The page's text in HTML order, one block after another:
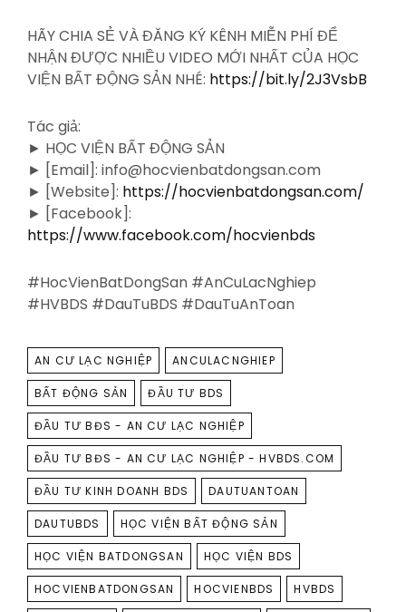
HÃY CHIA SẺ VÀ ĐĂNG KÝ KÊNH MIỄN PHÍ ĐỂ
NHẬN ĐƯỢC NHIỀU VIDEO MỚI NHẤT CỦA HỌC
VIỆN BẤT ĐỘNG SẢN NHÉ: https://bit.ly/2J3VsbB
Tác giả:
► HỌC VIỆN BẤT ĐỘNG SẢN
► [Email]: info@hocvienbatdongsan.com
► [Website]: https://hocvienbatdongsan.com/
► [Facebook]:
https://www.facebook.com/hocvienbds
#HocVienBatDongSan #AnCuLacNghiep
#HVBDS #DauTuBDS #DauTuAnToan
TAGS
AN CƯ LẠC NGHIỆP ANCULACNGHIEP
BẤT ĐỘNG SẢN ĐẦU TƯ BDS
ĐẦU TƯ BĐS - AN CƯ LẠC NGHIỆP
ĐẦU TƯ BĐS - AN CƯ LẠC NGHIỆP - HVBDS.COM
ĐẦU TƯ KINH DOANH BDS DAUTUANTOAN
DAUTUBDS HỌC VIỆN BẤT ĐỘNG SẢN
HỌC VIỆN BATDONGSAN HỌC VIỆN BDS
HOCVIENBATDONGSAN HOCVIENBDS HVBDS